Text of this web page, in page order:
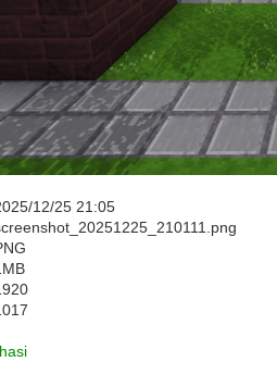
12/25 21:05